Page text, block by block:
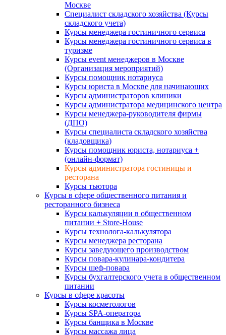
Москве
Специалист складского хозяйства (Курсы
складского учета)
Курсы менеджера гостиничного сервиса
Курсы менеджера гостиничного сервиса в
туризме
Курсы event менеджеров в Москве
(Организация мероприятий)
Курсы помощник нотариуса
Курсы юриста в Москве для начинающих
Курсы администраторов клиники
Курсы администратора медицинского центра
Курсы менеджера-руководителя фирмы
(ДПО)
Курсы специалиста складского хозяйства
(кладовщика)
Курсы помощник юриста, нотариуса +
(онлайн-формат)
Курсы администратора гостиницы и
ресторана
Курсы тьютора
Курсы в сфере общественного питания и
ресторанного бизнеса
Курсы калькуляции в общественном
питании + Store-House
Курсы технолога-калькулятора
Курсы менеджера ресторана
Курсы заведующего производством
Курсы повара-кулинара-кондитера
Курсы шеф-повара
Курсы бухгалтерского учета в общественном
питании
Курсы в сфере красоты
Курсы косметологов
Курсы SPA-оператора
Курсы банщика в Москве
Курсы массажа лица